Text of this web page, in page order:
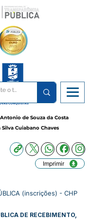
de Souza da Costa
Silva Cuiabano Chaves
Imprimir
(inscrições) - CHP
DE RECEBIMENTO,